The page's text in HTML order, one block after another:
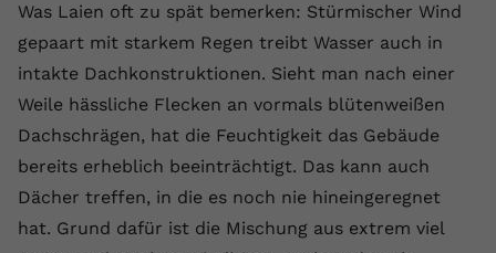
Was Laien oft zu spät bemerken: Stürmischer Wind
gepaart mit starkem Regen treibt Wasser auch in
intakte Dachkonstruktionen. Sieht man nach einer
Weile hässliche Flecken an vormals blütenweißen
Dachschrägen, hat die Feuchtigkeit das Gebäude
bereits erheblich beeinträchtigt. Das kann auch
Dächer treffen, in die es noch nie hineingeregnet
hat. Grund dafür ist die Mischung aus extrem viel
Zweck
YouTube setzt diesen Cookie, um die
Videopräferenzen des Benutzers zu
Videos verwendet.
Name yt.innertube::requests
Anbieter youtube.com